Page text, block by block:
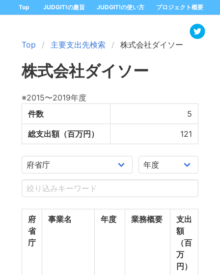
Top JUDGIT!の趣旨 JUDGIT!の使い方 プロジェクト概要
Top 主要支出先検索 株式会社ダイソー
株式会社ダイソー
※2015〜2019年度
件数
5
総支出額（百万円） 121
府
省
庁
事業名 年度 業務概要
支出
額
（百
万
円）